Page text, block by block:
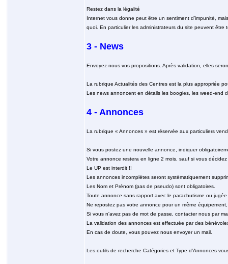
Restez dans la légalité
Internet vous donne peut être un sentiment d’impunité,
quoi. En particulier les administrateurs du site peuvent
3 - News
Envoyez-nous vos propositions. Après validation, elles
La rubrique Actualités des Centres est la plus appropriée
Les news annoncent en détails les boogies, les weed-end
4 - Annonces
La rubrique « Annonces » est réservée aux particuliers
Si vous postez une nouvelle annonce, indiquer
Votre annonce restera en ligne 2 mois, sauf si vous
Le UP est interdit !!
Les annonces incomplètes seront systématiquement
Les Nom et Prénom (pas de pseudo) sont obligatoires.
Toute annonce sans rapport avec le parachutisme ou
Ne repostez pas votre annonce pour un même
Si vous n'avez pas de mot de passe, contacter nous par
La validation des annonces est effectuée par des
En cas de doute, vous pouvez nous envoyer un mail.
Les outils de recherche Catégories et Type d'Annonces